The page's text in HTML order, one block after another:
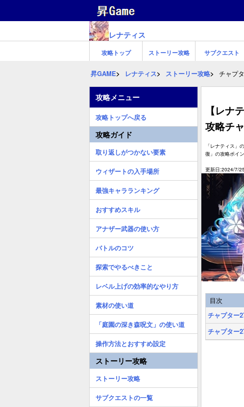
レナティス
攻略トップ ストーリー攻略 サブクエスト
昇GAME レナティス ストーリー攻略 チャプ
【レナ
攻略チ
「レナティス」
復」の攻略ポイ
更新日:2024/7/
目次
チャプター
チャプター
攻略メニュー
攻略トップへ戻る
攻略ガイド
取り返しがつかない要素
ウィザートの入手場所
最強キャラランキング
おすすめスキル
アナザー武器の使い方
バトルのコツ
探索でやるべきこと
レベル上げの効率的なやり方
素材の使い道
「庭園の深き森呪文」の使い道
操作方法とおすすめ設定
ストーリー攻略
ストーリー攻略
サブクエストの一覧